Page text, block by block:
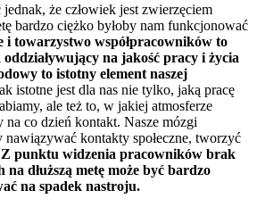
że człowiek jest zwierzęciem
bardzo ciężko byłoby nam funkcjonować
i towarzystwo współpracowników to
na jakość pracy i życia
to istotny element naszej
istotne jest dla nas nie tylko, jaką pracę
ale też to, w jakiej atmosferze
co dzień kontakt. Nasze mózgi
nawiązywać kontakty społeczne, tworzyć
Z punktu widzenia pracowników brak
na dłuższą metę może być bardzo
na spadek nastroju.